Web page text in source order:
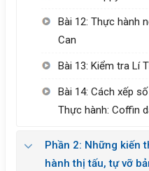
Bài 12: Thực hành
Can
Bài 13: Kiểm tra Lí
Bài 14: Cách xếp
Thực hành: Coffin
Phần 2: Những kiến
hành thị tấu, tự vỡ